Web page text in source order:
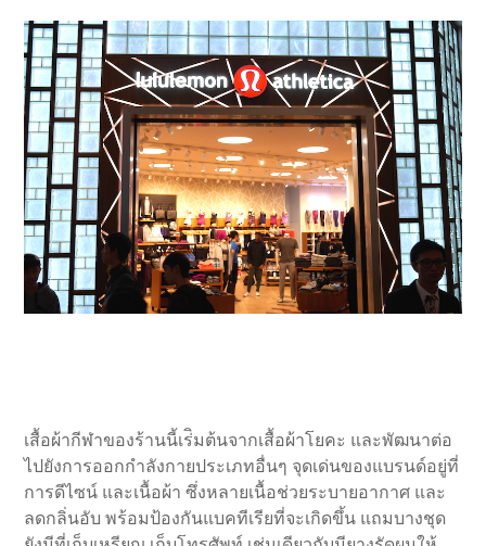
เสื้อผ้ากีฬาของร้านนี้เร่ิมต้นจากเสื้อผ้าโยคะ และพัฒนาต่อ
ไปยังการออกกำลังกายประเภทอื่นๆ จุดเด่นของแบรนด์อยู่ที่
การดีไซน์ และเนื้อผ้า ซึ่งหลายเนื้อช่วยระบายอากาศ และ
ลดกลิ่นอับ พร้อมป้องกันแบคทีเรียที่จะเกิดขึ้น แถมบางชุด